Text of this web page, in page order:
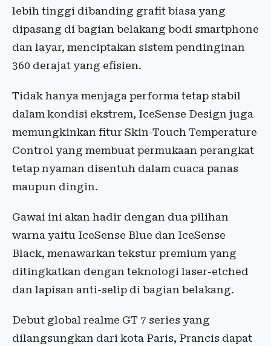
lebih tinggi dibanding grafit biasa yang
dipasang di bagian belakang bodi smartphone
dan layar, menciptakan sistem pendinginan
360 derajat yang efisien.
Tidak hanya menjaga performa tetap stabil
dalam kondisi ekstrem, IceSense Design juga
memungkinkan fitur Skin-Touch Temperature
Control yang membuat permukaan perangkat
tetap nyaman disentuh dalam cuaca panas
maupun dingin.
Gawai ini akan hadir dengan dua pilihan
warna yaitu IceSense Blue dan IceSense
Black, menawarkan tekstur premium yang
ditingkatkan dengan teknologi laser-etched
dan lapisan anti-selip di bagian belakang.
Debut global realme GT 7 series yang
dilangsungkan dari kota Paris, Prancis dapat